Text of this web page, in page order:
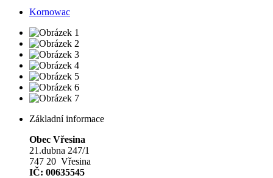
Kornowac
Základní informace
Obec Vřesina
21.dubna 247/1
747 20 Vřesina
IČ: 00635545